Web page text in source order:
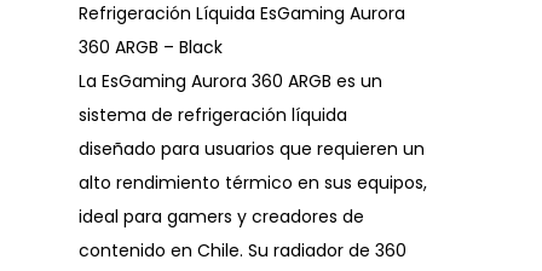
Refrigeración Líquida EsGaming Aurora
360 ARGB – Black
La EsGaming Aurora 360 ARGB es un
sistema de refrigeración líquida
diseñado para usuarios que requieren un
alto rendimiento térmico en sus equipos,
ideal para gamers y creadores de
contenido en Chile. Su radiador de 360